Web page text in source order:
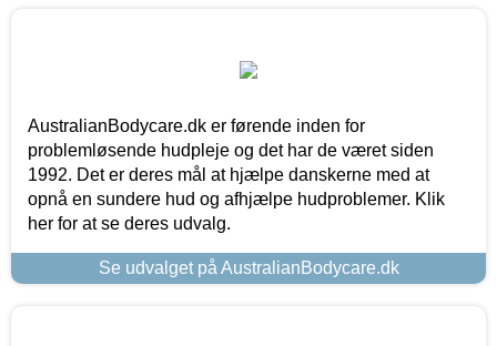
AustralianBodycare.dk er førende inden for
problemløsende hudpleje og det har de været siden
1992. Det er deres mål at hjælpe danskerne med at
opnå en sundere hud og afhjælpe hudproblemer. Klik
her for at se deres udvalg.
Se udvalget på AustralianBodycare.dk